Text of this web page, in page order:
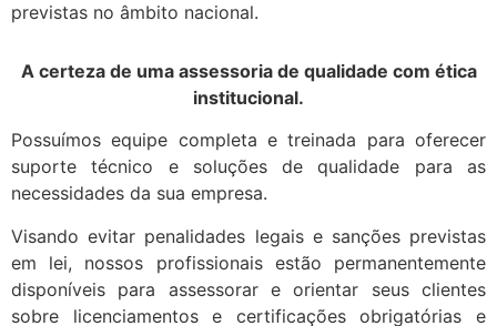
previstas no âmbito nacional.
A certeza de uma assessoria de qualidade com ética
institucional.
Possuímos equipe completa e treinada para oferecer
suporte técnico e soluções de qualidade para as
necessidades da sua empresa.
Visando evitar penalidades legais e sanções previstas
em lei, nossos profissionais estão permanentemente
disponíveis para assessorar e orientar seus clientes
sobre licenciamentos e certificações obrigatórias e